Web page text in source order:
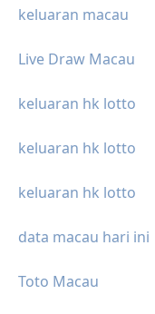
keluaran macau
Live Draw Macau
keluaran hk lotto
keluaran hk lotto
keluaran hk lotto
data macau hari ini
Toto Macau